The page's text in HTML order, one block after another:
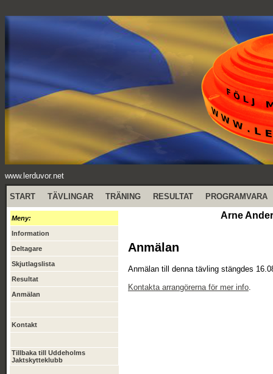
www.lerduvor.net
START TÄVLINGAR TRÄNING RESULTAT PROGRAMVARA
Meny:
Information
Deltagare
Skjutlagslista
Resultat
Anmälan
Kontakt
Tillbaka till Uddeholms
Jaktskytteklubb
Arne
Anmälan
Anmälan till denna tävling stängdes
Kontakta arrangörerna för mer info.